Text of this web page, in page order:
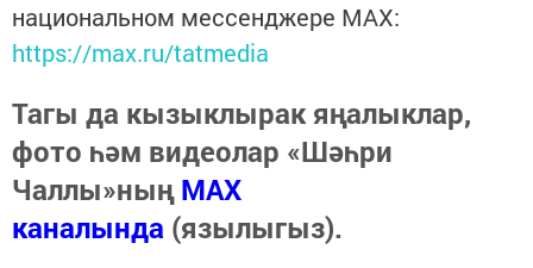
национальном мессенджере MАХ:
https://max.ru/tatmedia
Тагы да кызыклырак яңалыклар,
фото һәм видеолар «Шәһри
Чаллы»ныңMAX
каналында (язылыгыз).